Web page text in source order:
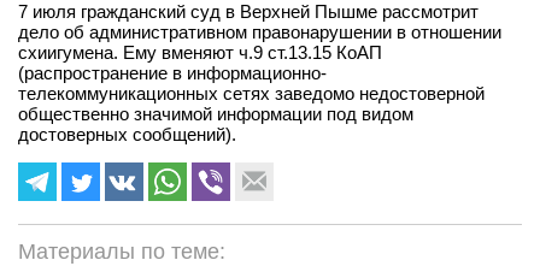
7 июля гражданский суд в Верхней Пышме рассмотрит
дело об административном правонарушении в отношении
схиигумена. Ему вменяют ч.9 ст.13.15 КоАП
(распространение в информационно-
телекоммуникационных сетях заведомо недостоверной
общественно значимой информации под видом
достоверных сообщений).
Материалы по теме: